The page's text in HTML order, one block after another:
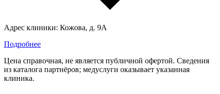
Адрес клиники: Кожова, д. 9А
Подробнее
Цена справочная, не является публичной офертой. Сведения
из каталога партнёров; медуслуги оказывает указанная
клиника.